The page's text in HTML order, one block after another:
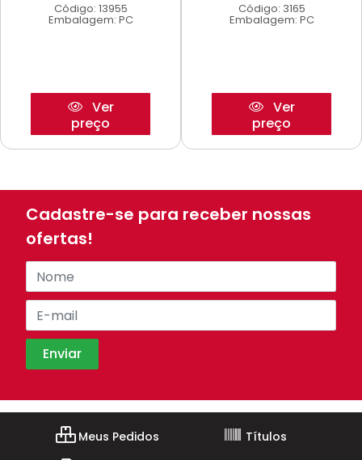
Código: 13955
Embalagem: PC
Ver
preço
Código: 3165
Embalagem: PC
Ver
preço
Cadastre-se para receber nossas
ofertas!
Meus Pedidos
Títulos